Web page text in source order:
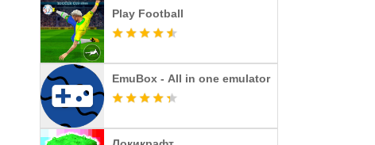
Play Football
EmuBox - All in one emulator